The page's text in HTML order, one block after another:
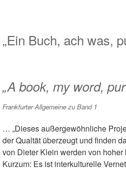
„Ein Buch, ach was,
„A book, my word,
Frankfurter Allgemeine zu Band 1
… „Dieses außergewöhnliche
der Qualtät überzeugt und finden
von Dieter Klein werden von
Kurzum: Es ist interkulturelle